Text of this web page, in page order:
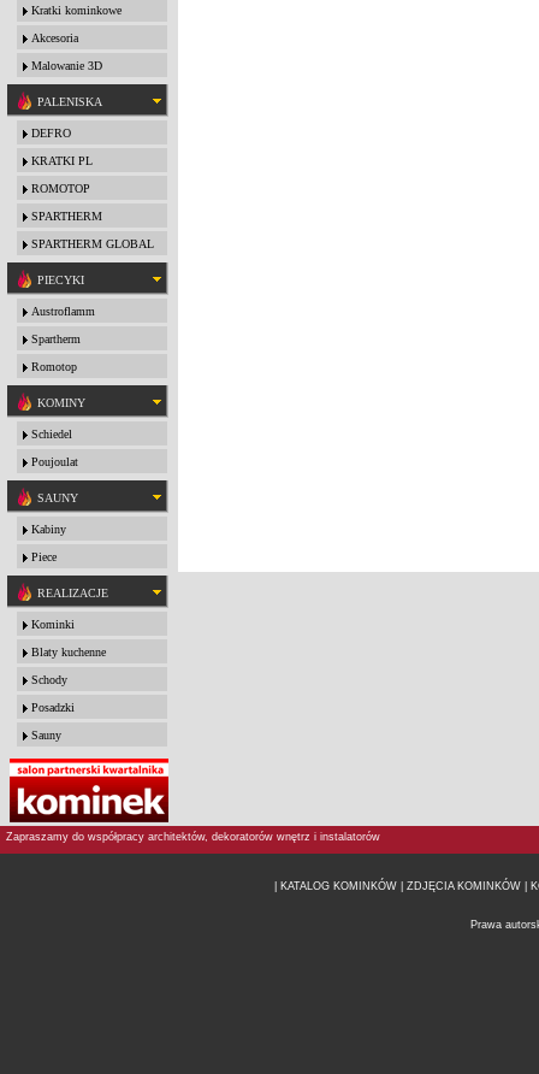
Kratki kominkowe
Akcesoria
Malowanie 3D
PALENISKA
DEFRO
KRATKI PL
ROMOTOP
SPARTHERM
SPARTHERM GLOBAL
PIECYKI
Austroflamm
Spartherm
Romotop
KOMINY
Schiedel
Poujoulat
SAUNY
Kabiny
Piece
REALIZACJE
Kominki
Blaty kuchenne
Schody
Posadzki
Sauny
Zapraszamy do współpracy architektów, dekoratorów wnętrz i instalatorów
| KATALOG KOMINKÓW | ZDJĘCIA KOMINKÓW |
Prawa